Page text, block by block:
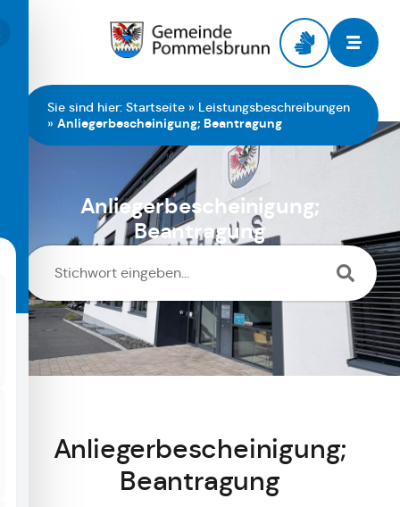
Sie sind hier: Startseite » Leistungsbeschreibungen
» Anliegerbescheinigung; Beantragung
Anliegerbescheinigung;
Beantragung
Anliegerbescheinigung;
Beantragung